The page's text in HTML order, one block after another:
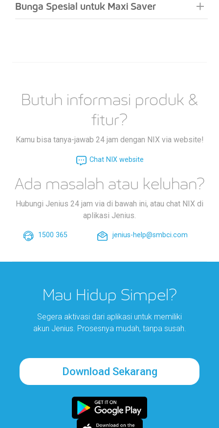
Bunga Spesial untuk Maxi Saver
Butuh informasi produk &
fitur?
Kamu bisa tanya-jawab 24 jam dengan NIX via website!
Chat NIX website
Ada masalah atau keluhan?
Hubungi Jenius 24 jam via di bawah ini, atau chat NIX di
aplikasi Jenius.
1500 365 jenius-help@smbci.com
Mau Hidup Simpel?
Segera aktivasi dari aplikasi untuk memiliki
akun Jenius. Prosesnya mudah, tanpa susah.
Download Sekarang